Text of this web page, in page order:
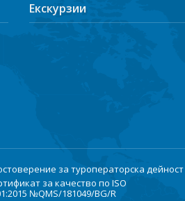
Екскурзии
за туроператорска дейност
за качество по ISO
№QMS/181049/BG/R